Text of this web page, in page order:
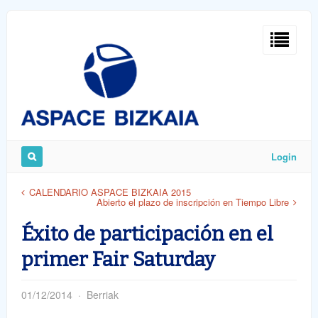
Remember
Login
CALENDARIO ASPACE BIZKAIA 2015
Abierto el plazo de inscripción en Tiempo Libre
Éxito de participación en el
primer Fair Saturday
01/12/2014 Berriak